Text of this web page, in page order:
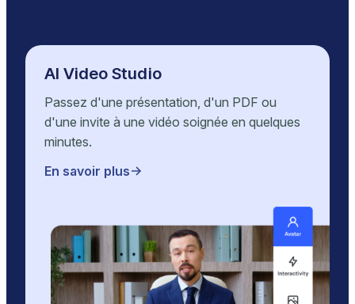
AI Video Studio
Passez d'une présentation, d'un PDF ou
d'une invite à une vidéo soignée en quelques
minutes.
En savoir plus